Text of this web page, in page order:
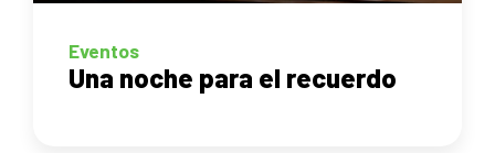
Eventos
Una noche para el recuerdo